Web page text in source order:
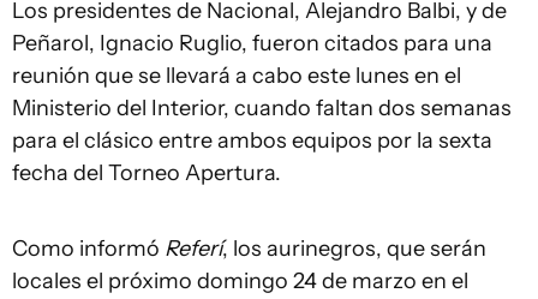
Los presidentes de Nacional, Alejandro Balbi, y de
Peñarol, Ignacio Ruglio, fueron citados para una
reunión que se llevará a cabo este lunes en el
Ministerio del Interior, cuando faltan dos semanas
para el clásico entre ambos equipos por la sexta
fecha del Torneo Apertura.
Como informó Referí, los aurinegros, que serán
locales el próximo domingo 24 de marzo en el